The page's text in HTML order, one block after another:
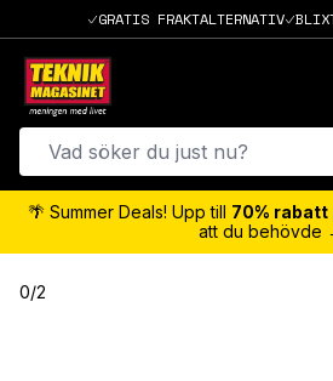
GRATIS FRAKTALTERNATIV
🌴 Summer Deals! Upp till 70% rabatt
att du behövde
0/2